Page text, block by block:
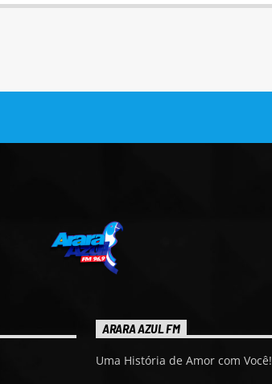
ARARA AZUL FM
Uma História de Amor com Você!